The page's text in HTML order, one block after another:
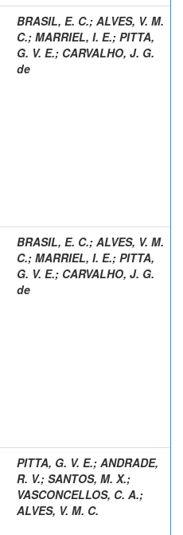
BRASIL, E. C.; ALVES, V. M.
C.; MARRIEL, I. E.; PITTA,
G. V. E.; CARVALHO, J. G.
de
BRASIL, E. C.; ALVES, V. M.
C.; MARRIEL, I. E.; PITTA,
G. V. E.; CARVALHO, J. G.
de
PITTA, G. V. E.; ANDRADE,
R. V.; SANTOS, M. X.;
VASCONCELLOS, C. A.;
ALVES, V. M. C.